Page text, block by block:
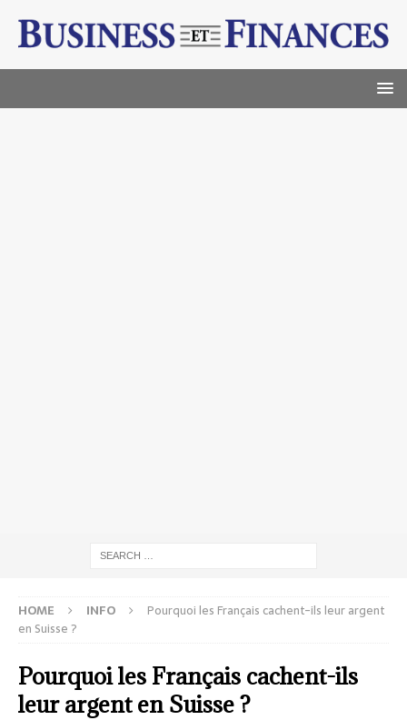
HOME INFO
Pourquoi les Français cachent-ils leur argent
en Suisse ?
Pourquoi les Français cachent-ils
leur argent en Suisse ?